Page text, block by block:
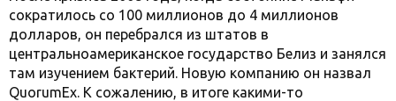
сократилось со 100 миллионов до 4 миллионов
долларов, он перебрался из штатов в
центральноамериканское государство Белиз и занялся
там изучением бактерий. Новую компанию он назвал
QuorumEx. К сожалению, в итоге какими-то